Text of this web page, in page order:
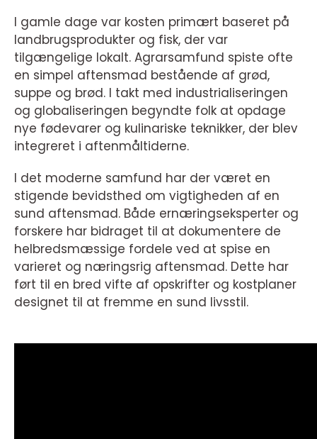
I gamle dage var kosten primært baseret på
landbrugsprodukter og fisk, der var
tilgængelige lokalt. Agrarsamfund spiste ofte
en simpel aftensmad bestående af grød,
suppe og brød. I takt med industrialiseringen
og globaliseringen begyndte folk at opdage
nye fødevarer og kulinariske teknikker, der blev
integreret i aftenmåltiderne.
I det moderne samfund har der været en
stigende bevidsthed om vigtigheden af en
sund aftensmad. Både ernæringseksperter og
forskere har bidraget til at dokumentere de
helbredsmæssige fordele ved at spise en
varieret og næringsrig aftensmad. Dette har
ført til en bred vifte af opskrifter og kostplaner
designet til at fremme en sund livsstil.